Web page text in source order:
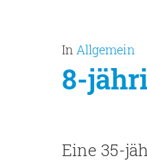
In Allgemein
8-
Eine 35-